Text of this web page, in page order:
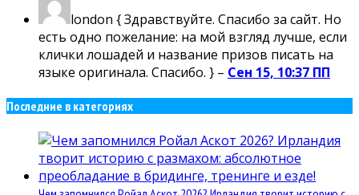
london { Здравствуйте. Спасибо за сайт. Но
есть одно пожелание: на мой взгляд лучше, если
клички лошадей и название призов писать на
языке оригинала. Спасибо. } – Сен 15, 10:37 ПП
Последние в категориях